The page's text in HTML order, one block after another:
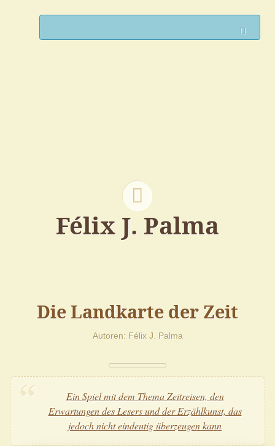
Félix J. Palma
Die Landkarte der Zeit
Autoren Félix J. Palma
Ein Spiel mit dem Thema Zeitreisen, den
Erwartungen des Lesers und der Erzählkunst, das
jedoch nicht eindeutig überzeugen kann